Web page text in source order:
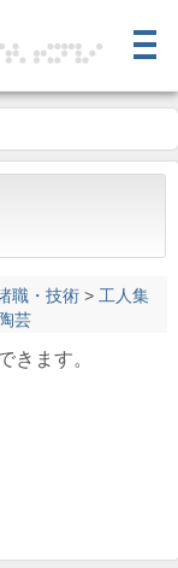
職・技術> 工人集
陶芸
きます。